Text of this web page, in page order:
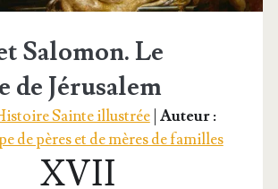
Salomon. Le
de Jérusalem
Sainte illustrée| Auteur :
de pères et de mères de familles
XVII